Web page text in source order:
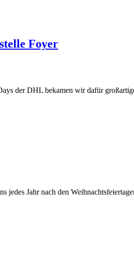
Foyer
der DHL bekamen wir dafür
Jahr nach den